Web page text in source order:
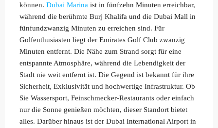
können. Dubai Marina ist in fünfzehn Minuten erreichbar,
während die berühmte Burj Khalifa und die Dubai Mall in
fünfundzwanzig Minuten zu erreichen sind. Für
Golfenthusiasten liegt der Emirates Golf Club zwanzig
Minuten entfernt. Die Nähe zum Strand sorgt für eine
entspannte Atmosphäre, während die Lebendigkeit der
Stadt nie weit entfernt ist. Die Gegend ist bekannt für ihre
Sicherheit, Exklusivität und hochwertige Infrastruktur. Ob
Sie Wassersport, Feinschmecker-Restaurants oder einfach
nur die Sonne genießen möchten, dieser Standort bietet
alles. Darüber hinaus ist der Dubai International Airport in